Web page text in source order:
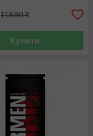
118,80 ₴
Купити